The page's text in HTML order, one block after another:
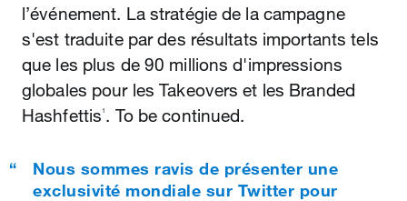
l’événement. La stratégie de la campagne
s'est traduite par des résultats importants tels
que les plus de 90 millions d'impressions
globales pour les Takeovers et les Branded
Hashfettis1 . To be continued.
Nous sommes ravis de présenter une
exclusivité mondiale sur Twitter pour